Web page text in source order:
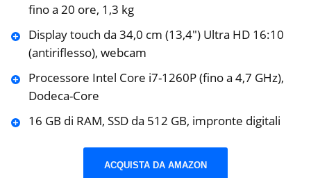
fino a 20 ore, 1,3 kg
Display touch da 34,0 cm (13,4″) Ultra HD 16:10
(antiriflesso), webcam
Processore Intel Core i7-1260P (fino a 4,7 GHz),
Dodeca-Core
16 GB di RAM, SSD da 512 GB, impronte digitali
ACQUISTA DA AMAZON